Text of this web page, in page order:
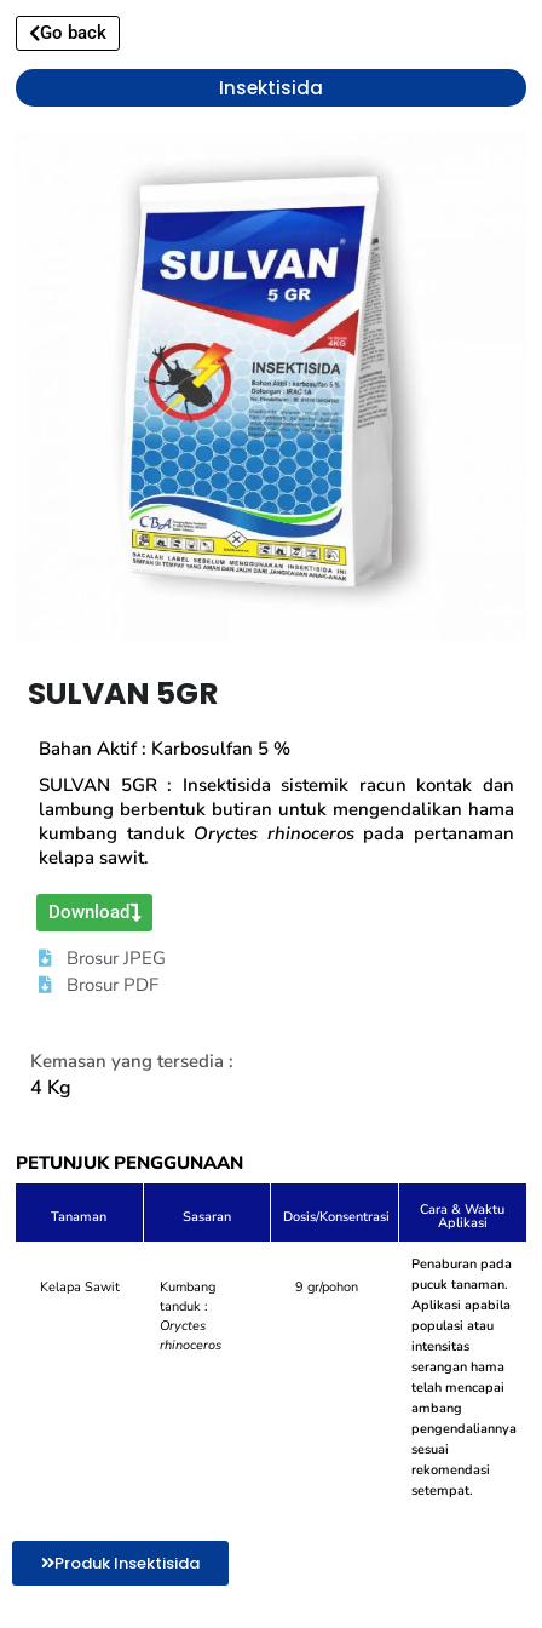
Go back
Insektisida
SULVAN 5GR
Bahan Aktif : Karbosulfan 5 %
SULVAN 5GR : Insektisida sistemik racun kontak dan
lambung berbentuk butiran untuk mengendalikan hama
kumbang tanduk Oryctes rhinocerospada pertanaman
kelapa sawit.
Download
Brosur JPEG
Brosur PDF
Kemasan yang tersedia :
4 Kg
PETUNJUK PENGGUNAAN
Tanaman Sasaran Dosis/Konsentrasi Cara & Waktu
Aplikasi
Kelapa Sawit
Kumbang
tanduk :
Oryctes
rhinoceros
9 gr/pohon
Penaburan pada
pucuk tanaman.
Aplikasi apabila
populasi atau
intensitas
serangan hama
telah mencapai
ambang
pengendaliannya
sesuai
rekomendasi
setempat.
Produk Insektisida